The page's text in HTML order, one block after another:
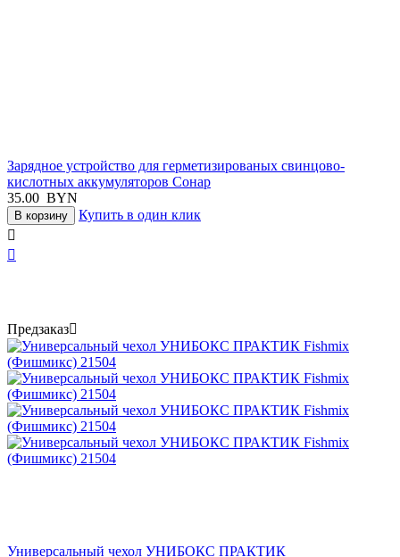
Зарядное устройство для герметизированых свинцово-
кислотных аккумуляторов Сонар
35.00 BYN
В корзину
Купить в один клик


Предзаказ
Универсальный чехол УНИБОКС ПРАКТИК